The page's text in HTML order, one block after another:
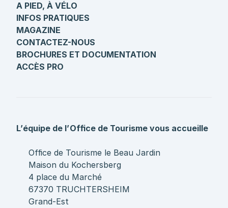
A PIED, À VÉLO
INFOS PRATIQUES
MAGAZINE
CONTACTEZ-NOUS
BROCHURES ET DOCUMENTATION
ACCÈS PRO
L’équipe de l’Office de Tourisme vous accueille
Office de Tourisme le Beau Jardin
Maison du Kochersberg
4 place du Marché
67370 TRUCHTERSHEIM
Grand-Est